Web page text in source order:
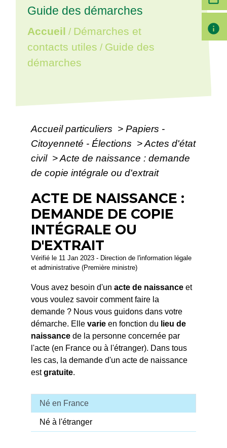
Guide des démarches
Accueil / Démarches et
contacts utiles / Guide des
démarches
Accueil particuliers > Papiers -
Citoyenneté - Élections >Actes d'état
civil >Acte de naissance : demande
de copie intégrale ou d'extrait
ACTE DE NAISSANCE :
DEMANDE DE COPIE
INTÉGRALE OU
D'EXTRAIT
Vérifié le 11 Jan 2023 - Direction de l'information légale
et administrative (Première ministre)
Vous avez besoin d'unacte de naissance et
vous voulez savoir comment faire la
demande ? Nous vous guidons dans votre
démarche. Ellevarie en fonction du lieu de
naissance de la personne concernée par
l'acte (en France ou à l'étranger). Dans tous
les cas, la demande d'un acte de naissance
estgratuite.
Né en France
Né à l'étranger
info